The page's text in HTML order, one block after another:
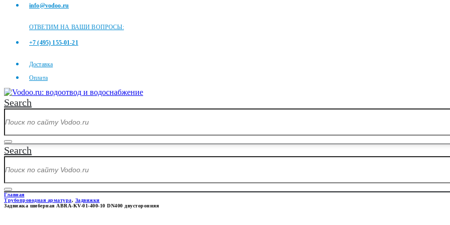
info@vodoo.ru
ОТВЕТИМ НА ВАШИ ВОПРОСЫ:
+7 (495) 155-01-21
Доставка
Оплата
Search
Search
Главная
Трубопроводная арматура, Задвижки
Задвижка шиберная ABRA-KV-01-400-10 DN400 двусторонняя